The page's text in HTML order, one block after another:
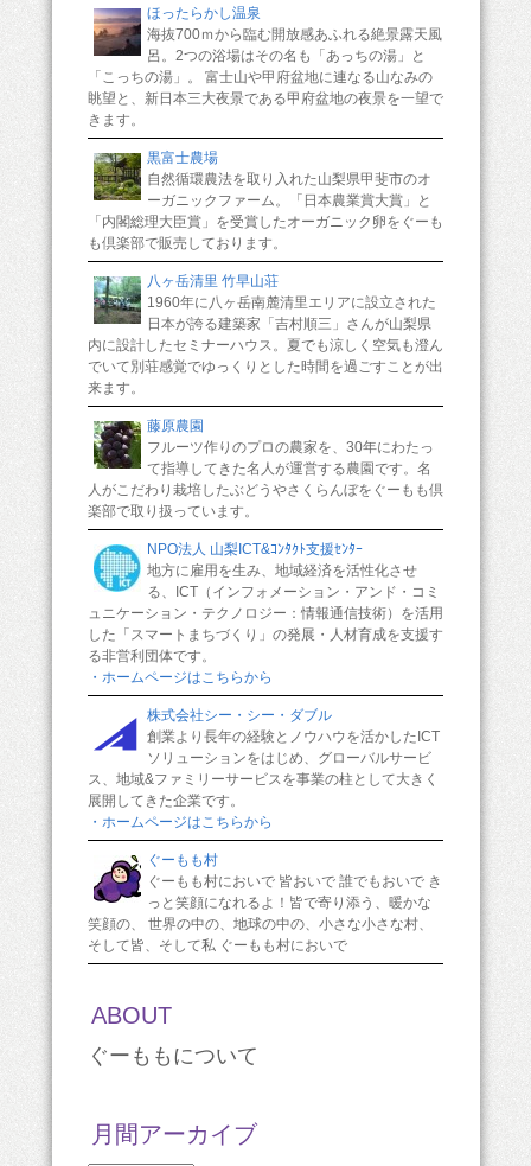
ほったらかし温泉
海抜700ｍから臨む開放感あふれる絶景露天風
呂。2つの浴場はその名も「あっちの湯」と
「こっちの湯」。 富士山や甲府盆地に連なる山なみの
眺望と、新日本三大夜景である甲府盆地の夜景を一望で
きます。
黒富士農場
自然循環農法を取り入れた山梨県甲斐市のオ
ーガニックファーム。「日本農業賞大賞」と
「内閣総理大臣賞」を受賞したオーガニック卵をぐーも
も倶楽部で販売しております。
八ヶ岳清里 竹早山荘
1960年に八ヶ岳南麓清里エリアに設立された
日本が誇る建築家「吉村順三」さんが山梨県
内に設計したセミナーハウス。夏でも涼しく空気も澄ん
でいて別荘感覚でゆっくりとした時間を過ごすことが出
来ます。
藤原農園
フルーツ作りのプロの農家を、30年にわたっ
て指導してきた名人が運営する農園です。名
人がこだわり栽培したぶどうやさくらんぼをぐーもも倶
楽部で取り扱っています。
NPO法人 山梨ICT&ｺﾝﾀｸﾄ支援ｾﾝﾀｰ
地方に雇用を生み、地域経済を活性化させ
る、ICT（インフォメーション・アンド・コミ
ュニケーション・テクノロジー：情報通信技術）を活用
した「スマートまちづくり」の発展・人材育成を支援す
る非営利団体です。
・ホームページはこちらから
株式会社シー・シー・ダブル
創業より長年の経験とノウハウを活かしたICT
ソリューションをはじめ、グローバルサービ
ス、地域&ファミリーサービスを事業の柱として大きく
展開してきた企業です。
・ホームページはこちらから
ぐーもも村
ぐーもも村においで 皆おいで 誰でもおいで き
っと笑顔になれるよ！皆で寄り添う、暖かな
笑顔の、 世界の中の、地球の中の、小さな小さな村、
そして皆、そして私 ぐーもも村においで
ABOUT
ぐーももについて
月間アーカイブ